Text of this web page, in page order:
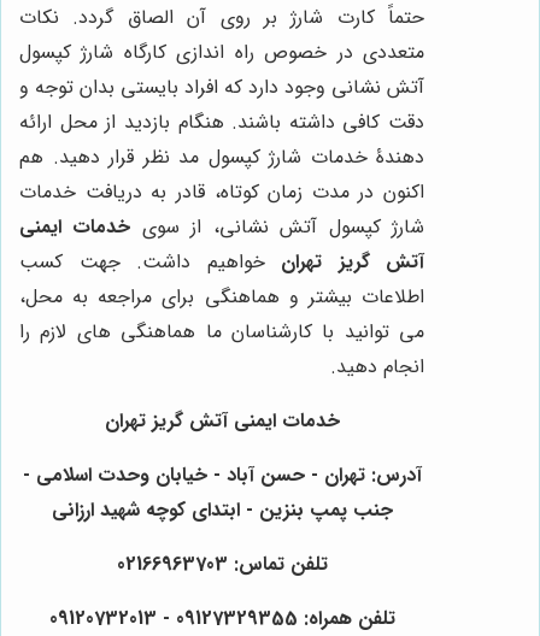
حتماً کارت شارژ بر روی آن الصاق گردد. نکات
متعددی در خصوص راه اندازی کارگاه شارژ کپسول
آتش نشانی وجود دارد که افراد بایستی بدان توجه و
دقت کافی داشته باشند. هنگام بازدید از محل ارائه
دهندۀ خدمات شارژ کپسول مد نظر قرار دهید. هم
اکنون در مدت زمان کوتاه، قادر به دریافت خدمات
شارژ کپسول آتش نشانی، از سوی خدمات ایمنی
آتش گریز تهران خواهیم داشت. جهت کسب
اطلاعات بیشتر و هماهنگی برای مراجعه به محل،
می توانید با کارشناسان ما هماهنگی های لازم را
انجام دهید.
خدمات ایمنی آتش گریز تهران
آدرس: تهران - حسن آباد - خیابان وحدت اسلامی -
جنب پمپ بنزین - ابتدای کوچه شهید ارزانی
تلفن تماس: 02166963703
تلفن همراه: 09127329355 - 09120732013